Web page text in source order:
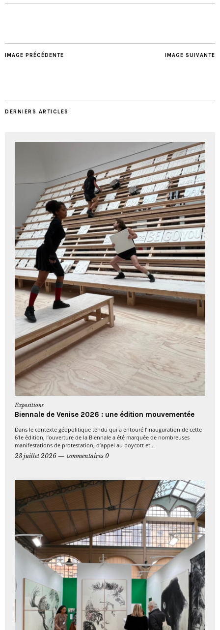
IMAGE SUIVANTE
IMAGE PRÉCÉDENTE
DERNIERS ARTICLES
Expositions
Biennale de Venise 2026 : une édition mouvementée
Dans le contexte géopolitique tendu qui a entouré l’inauguration de cette
61e édition, l’ouverture de la Biennale a été marquée de nombreuses
manifestations de protestation, d’appel au boycott et...
23 juillet 2026
commentaires 0